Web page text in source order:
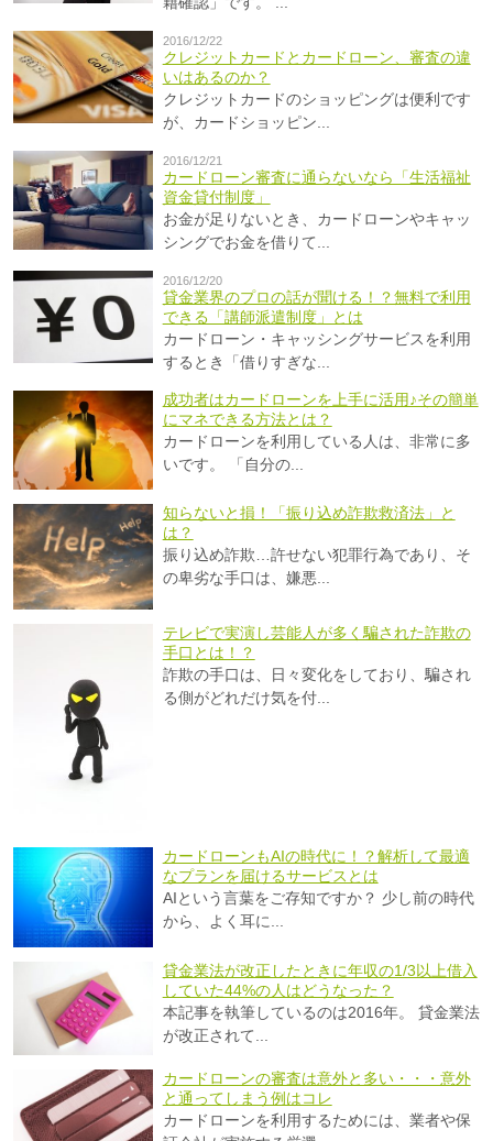
2016/12/22
クレジットカードとカードローン、審査の違
いはあるのか？
クレジットカードのショッピングは便利です
が、カードショッピン...
2016/12/21
カードローン審査に通らないなら「生活福祉
資金貸付制度」
お金が足りないとき、カードローンやキャッ
シングでお金を借りて...
2016/12/20
貸金業界のプロの話が聞ける！？無料で利用
できる「講師派遣制度」とは
カードローン・キャッシングサービスを利用
するとき「借りすぎな...
成功者はカードローンを上手に活用♪その簡単
にマネできる方法とは？
カードローンを利用している人は、非常に多
いです。 「自分の...
知らないと損！「振り込め詐欺救済法」と
は？
振り込め詐欺…許せない犯罪行為であり、そ
の卑劣な手口は、嫌悪...
テレビで実演し芸能人が多く騙された詐欺の
手口とは！？
詐欺の手口は、日々変化をしており、騙され
る側がどれだけ気を付...
カードローンもAIの時代に！？解析して最適
なプランを届けるサービスとは
AIという言葉をご存知ですか？ 少し前の時代
から、よく耳に...
貸金業法が改正したときに年収の1/3以上借入
していた44%の人はどうなった？
本記事を執筆しているのは2016年。 貸金業法
が改正されて...
カードローンの審査は意外と多い・・・意外
と通ってしまう例はコレ
カードローンを利用するためには、業者や保